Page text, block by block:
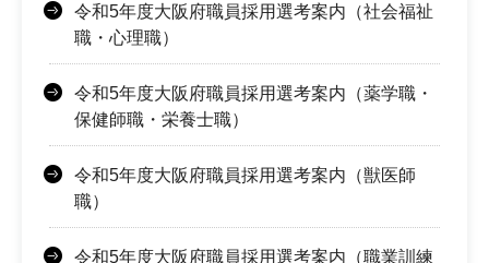
令和5年度大阪府職員採用選考案内（社会福祉
職・心理職）
令和5年度大阪府職員採用選考案内（薬学職・
保健師職・栄養士職）
令和5年度大阪府職員採用選考案内（獣医師
職）
令和5年度大阪府職員採用選考案内（職業訓練